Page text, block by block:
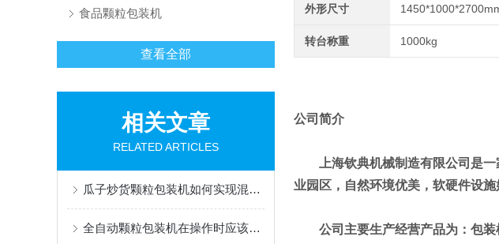
食品颗粒包装机
查看全部
相关文章
RELATED ARTICLES
瓜子炒货颗粒包装机如何实现混合物料精准计量
全自动颗粒包装机在操作时应该注意的事项
外形尺寸
转台称重 1000kg
公司简介
上海钦典机械制造有限公司是
业园区，自然环境优美，软硬件设施
公司主要生产经营产品为：包